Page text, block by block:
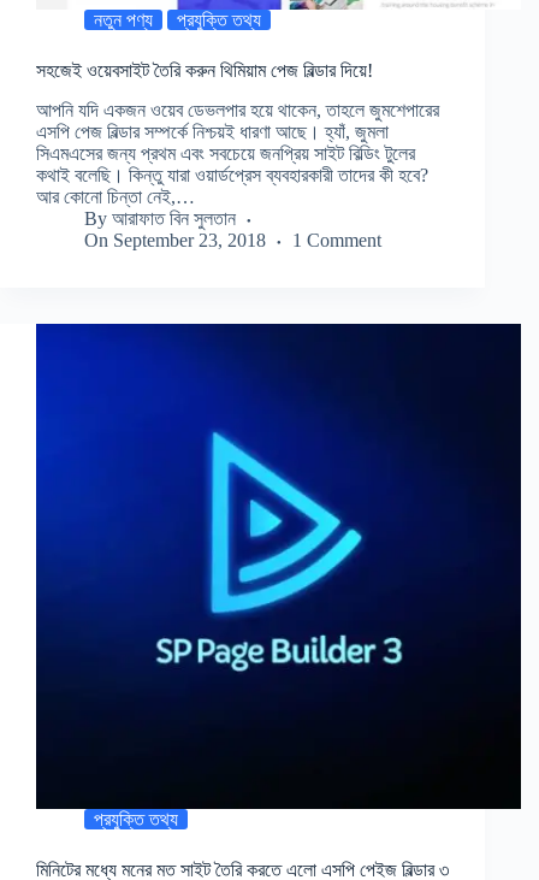
নতুন পণ্য প্রযুক্তি তথ্য
সহজেই ওয়েবসাইট তৈরি করুন থিমিয়াম পেজ বিল্ডার দিয়ে!
আপনি যদি একজন ওয়েব ডেভলপার হয়ে থাকেন, তাহলে জুমশেপারের
এসপি পেজ বিল্ডার সম্পর্কে নিশ্চয়ই ধারণা আছে। হ্যাঁ, জুমলা
সিএমএসের জন্য প্রথম এবং সবচেয়ে জনপ্রিয় সাইট বিল্ডিং টুলের
কথাই বলেছি। কিন্তু যারা ওয়ার্ডপ্রেস ব্যবহারকারী তাদের কী হবে?
আর কোনো চিন্তা নেই,…
By আরাফাত বিন সুলতান
On September 23, 2018 1 Comment
প্রযুক্তি তথ্য
মিনিটের মধ্যে মনের মত সাইট তৈরি করতে এলো এসপি পেইজ বিল্ডার ৩